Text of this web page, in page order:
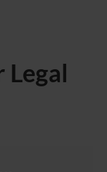
Legal